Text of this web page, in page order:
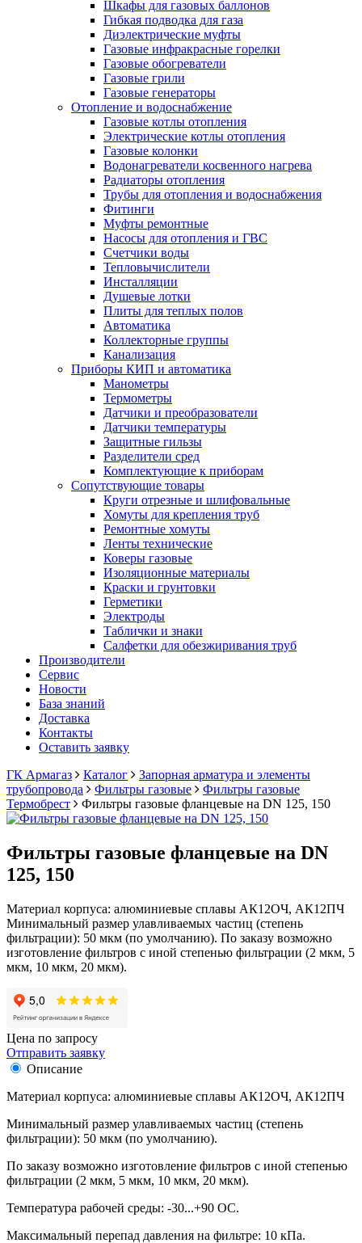
Шкафы для газовых баллонов
Гибкая подводка для газа
Диэлектрические муфты
Газовые инфракрасные горелки
Газовые обогреватели
Газовые грили
Газовые генераторы
Отопление и водоснабжение
Газовые котлы отопления
Электрические котлы отопления
Газовые колонки
Водонагреватели косвенного нагрева
Радиаторы отопления
Трубы для отопления и водоснабжения
Фитинги
Муфты ремонтные
Насосы для отопления и ГВС
Счетчики воды
Тепловычислители
Инсталляции
Душевые лотки
Плиты для теплых полов
Автоматика
Коллекторные группы
Канализация
Приборы КИП и автоматика
Манометры
Термометры
Датчики и преобразователи
Датчики температуры
Защитные гильзы
Разделители сред
Комплектующие к приборам
Сопутствующие товары
Круги отрезные и шлифовальные
Хомуты для крепления труб
Ремонтные хомуты
Ленты технические
Коверы газовые
Изоляционные материалы
Краски и грунтовки
Герметики
Электроды
Таблички и знаки
Салфетки для обезжиривания труб
Производители
Сервис
Новости
База знаний
Доставка
Контакты
Оставить заявку
ГК Армагаз
Каталог
Запорная арматура и элементы
трубопровода
Фильтры газовые
Фильтры газовые
Термобрест
Фильтры газовые фланцевые на DN 125, 150
Фильтры газовые фланцевые на DN
125, 150
Материал корпуса: алюминиевые сплавы АК12ОЧ, АК12ПЧ
Минимальный размер улавливаемых частиц (степень
фильтрации): 50 мкм (по умолчанию). По заказу возможно
изготовление фильтров с иной степенью фильтрации (2 мкм, 5
мкм, 10 мкм, 20 мкм).
Цена по запросу
Отправить заявку
Описание
Материал корпуса: алюминиевые сплавы АК12ОЧ, АК12ПЧ
Минимальный размер улавливаемых частиц (степень
фильтрации): 50 мкм (по умолчанию).
По заказу возможно изготовление фильтров с иной степенью
фильтрации (2 мкм, 5 мкм, 10 мкм, 20 мкм).
Температура рабочей среды: -30...+90 ОС.
Максимальный перепад давления на фильтре: 10 кПа.